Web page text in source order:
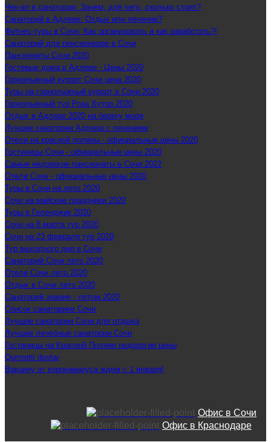
Чек-ап в санатории: Зачем, для чего, сколько стоит?
Санаторий в Адлере: Отдых или лечение?
Фитнес-туры в Сочи: Как организовать и как заработать?!
Санаторий для пенсионеров в Сочи
Пансионаты Сочи 2020
Гостевые дома в Адлере - Цены 2020
Горнолыжный курорт Сочи цена 2020
Туры на горнолыжный курорт в Сочи 2020
Горнолыжный тур Роза Хутор 2020
Отдых в Адлере 2020 на берегу моря
Лучшие санатории Адлера с лечением
Отели на красной поляны - официальные цены 2020
Гостиницы Сочи - официальные цены 2020
Самые недорогие пансионаты в Сочи 2022
Отели Сочи - официальные цены 2020
Туры в Сочи на лето 2020
Сочи на майские праздники 2020
Туры в Геленджик 2020
Сочи на 8 марта тур 2020
Сочи на 23 февраля тур 2020
Тур выходного дня в Сочи
Санаторий Сочи лето 2020
Отели Сочи лето 2020
Отдых в Сочи лето 2020
Санаторий знание - летом 2020
Список санаториев Сочи
Лучшие санатории Сочи для отдыха
Лучшие лечебные санатории Сочи
Гостиницы на Красной Поляне недорогие цены
Qurmetti dostar
Вакцину от коронавируса ждем с 1 января!
Офис в Сочи
Офис в Краснодаре